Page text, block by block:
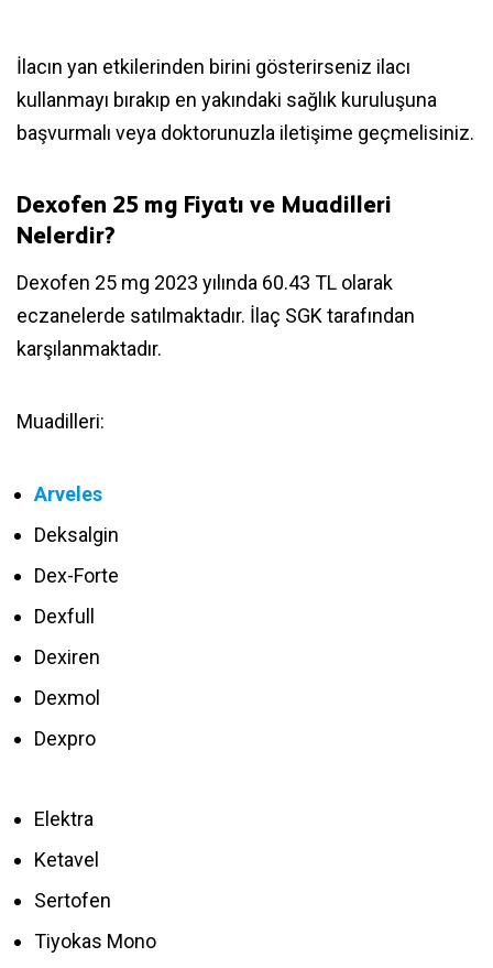
İlacın yan etkilerinden birini gösterirseniz ilacı
kullanmayı bırakıp en yakındaki sağlık kuruluşuna
başvurmalı veya doktorunuzla iletişime geçmelisiniz.
Dexofen 25 mg Fiyatı ve Muadilleri
Nelerdir?
Dexofen 25 mg 2023 yılında 60.43 TL olarak
eczanelerde satılmaktadır. İlaç SGK tarafından
karşılanmaktadır.
Muadilleri:
Arveles
Deksalgin
Dex-Forte
Dexfull
Dexiren
Dexmol
Dexpro
Elektra
Ketavel
Sertofen
Tiyokas Mono